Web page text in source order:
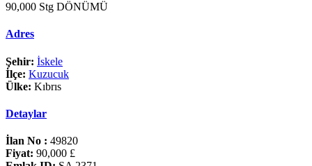
90,000 Stg DÖNÜMÜ
Adres
Şehir: İskele
İlçe: Kuzucuk
Ülke: Kıbrıs
Detaylar
İlan No : 49820
Fiyat: 90,000 £